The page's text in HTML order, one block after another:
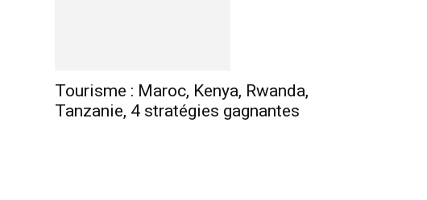
Tourisme : Maroc, Kenya, Rwanda,
Tanzanie, 4 stratégies gagnantes